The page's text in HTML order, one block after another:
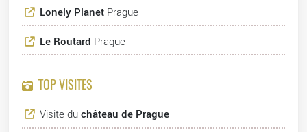
Lonely Planet Prague
Le Routard Prague
TOP VISITES
Visite duchâteau de Prague